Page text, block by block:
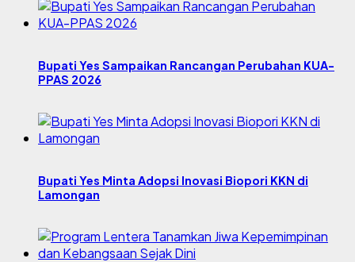
Bupati Yes Sampaikan Rancangan Perubahan KUA-
PPAS 2026
Bupati Yes Minta Adopsi Inovasi Biopori KKN di
Lamongan